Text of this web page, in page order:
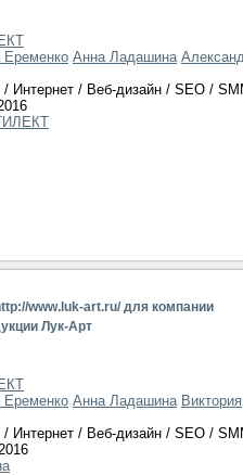
Анна Ладашина
/ Интернет / Веб-дизайн / SEO /
www.luk-art.ru/ для компании
Лук-Арт
Анна Ладашина Виктория
/ Интернет / Веб-дизайн / SEO /